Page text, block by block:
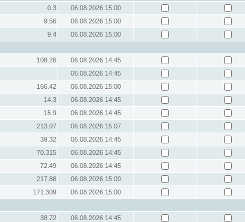
0.3
06.08.2026 15:00
9.56
06.08.2026 15:00
9.4
06.08.2026 15:00
108.26
06.08.2026 14:45
06.08.2026 14:45
166.42
06.08.2026 15:00
14.3
06.08.2026 14:45
15.9
06.08.2026 14:45
213.07
06.08.2026 15:07
39.32
06.08.2026 14:45
70.315
06.08.2026 14:45
72.49
06.08.2026 14:45
217.86
06.08.2026 15:09
171.309
06.08.2026 15:00
38.72
06.08.2026 14:45